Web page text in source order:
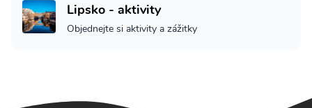
Lipsko - aktivity
Objednejte si aktivity a zážitky